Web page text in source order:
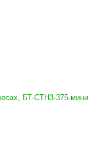
БТ-СТН3-375-мини